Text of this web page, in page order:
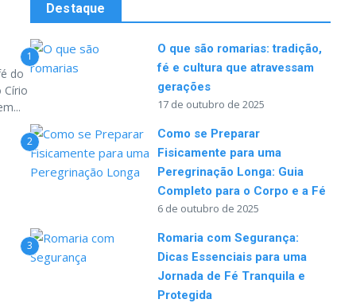
do
Círio
Destaque
1
O que são romarias: tradição,
fé e cultura que atravessam
gerações
17 de outubro de 2025
2
Como se Preparar
Fisicamente para uma
Peregrinação Longa: Guia
Completo para o Corpo e a Fé
6 de outubro de 2025
3
Romaria com Segurança:
Dicas Essenciais para uma
Jornada de Fé Tranquila e
Protegida